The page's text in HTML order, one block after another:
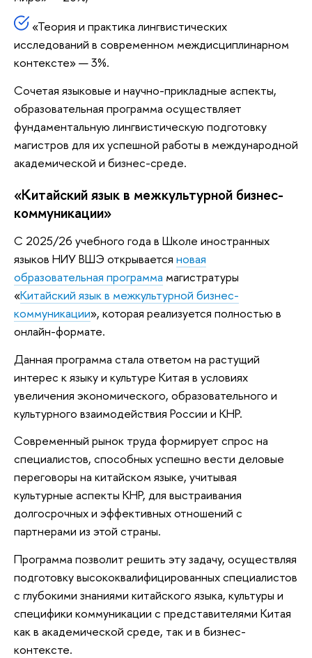
«Теория и практика лингвистических
исследований в современном междисциплинарном
контексте» — 3%.
Сочетая языковые и научно-прикладные аспекты,
образовательная программа осуществляет
фундаментальную лингвистическую подготовку
магистров для их успешной работы в международной
академической и бизнес-среде.
«Китайский язык в межкультурной бизнес-
коммуникации»
С 2025/26 учебного года в Школе иностранных
языков НИУ ВШЭ открывается новая
образовательная программа магистратуры
«Китайский язык в межкультурной бизнес-
коммуникации», которая реализуется полностью в
онлайн-формате.
Данная программа стала ответом на растущий
интерес к языку и культуре Китая в условиях
увеличения экономического, образовательного и
культурного взаимодействия России и КНР.
Современный рынок труда формирует спрос на
специалистов, способных успешно вести деловые
переговоры на китайском языке, учитывая
культурные аспекты КНР, для выстраивания
долгосрочных и эффективных отношений с
партнерами из этой страны.
Программа позволит решить эту задачу, осуществляя
подготовку высококвалифицированных специалистов
с глубокими знаниями китайского языка, культуры и
специфики коммуникации с представителями Китая
как в академической среде, так и в бизнес-
контексте.